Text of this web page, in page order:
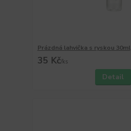
Prázdná lahvička s ryskou 30ml
35 Kč/ks
Detail